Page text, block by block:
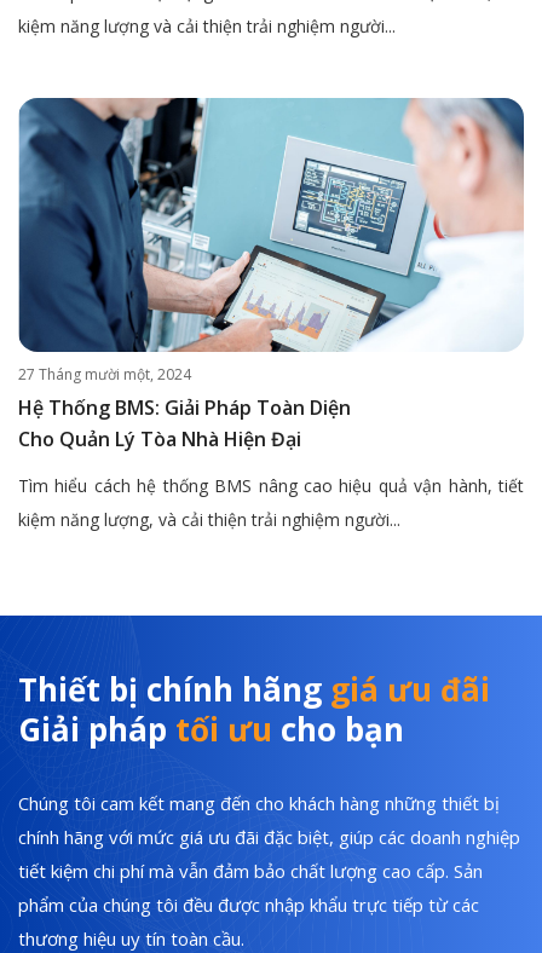
kiệm năng lượng và cải thiện trải nghiệm người...
27 Tháng mười một, 2024
Hệ Thống BMS: Giải Pháp Toàn Diện
Cho Quản Lý Tòa Nhà Hiện Đại
Tìm hiểu cách hệ thống BMS nâng cao hiệu quả vận hành, tiết
kiệm năng lượng, và cải thiện trải nghiệm người...
Thiết bị chính hãng giá ưu đãi
Giải pháp tối ưu cho bạn
Chúng tôi cam kết mang đến cho khách hàng những thiết bị
chính hãng với mức giá ưu đãi đặc biệt, giúp các doanh nghiệp
tiết kiệm chi phí mà vẫn đảm bảo chất lượng cao cấp. Sản
phẩm của chúng tôi đều được nhập khẩu trực tiếp từ các
thương hiệu uy tín toàn cầu.